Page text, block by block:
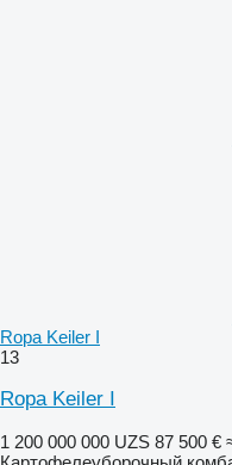
Ropa Keiler I
13
Ropa Keiler I
1 200 000 000 UZS 87 500 €